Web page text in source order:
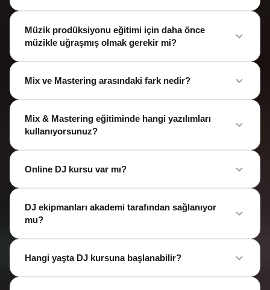
Müzik prodüksiyonu eğitimi için daha önce
müzikle uğraşmış olmak gerekir mi?
Mix ve Mastering arasındaki fark nedir?
Mix & Mastering eğitiminde hangi yazılımları
kullanıyorsunuz?
Online DJ kursu var mı?
DJ ekipmanları akademi tarafından sağlanıyor
mu?
Hangi yaşta DJ kursuna başlanabilir?